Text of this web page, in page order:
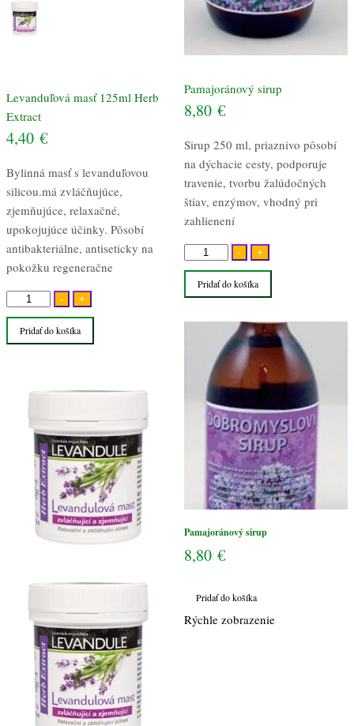
Levanduľová masť 125ml Herb
Extract
4,40 €
Bylinná masť s levanduľovou
silicou.má zvláčňujúce,
zjemňujúce, relaxačné,
upokojujúce účinky. Pôsobí
antibakteriálne, antiseticky na
pokožku regeneračne
-
množstvo
Levanduľová
masť
Extract
+
Pridať do košíka
Pamajoránový sirup
8,80 €
Sirup 250 ml, priaznivo pôsobí
na dýchacie cesty, podporuje
travenie, tvorbu žalúdočných
štiav, enzýmov, vhodný pri
zahlienení
-
množstvo
Pamajoránový
sirup
+
Pridať do košíka
Pamajoránový sirup
8,80 €
Pridať do košíka
Rýchle zobrazenie